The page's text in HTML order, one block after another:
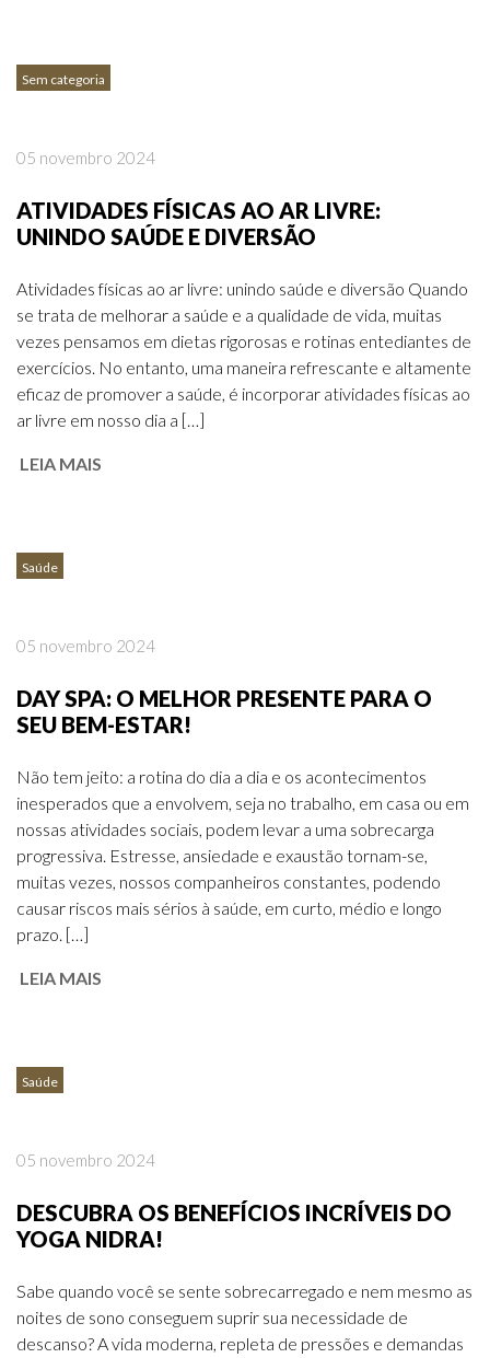
Sem categoria
05 novembro 2024
ATIVIDADES FÍSICAS AO AR LIVRE:
UNINDO SAÚDE E DIVERSÃO
Atividades físicas ao ar livre: unindo saúde e diversão Quando
se trata de melhorar a saúde e a qualidade de vida, muitas
vezes pensamos em dietas rigorosas e rotinas entediantes de
exercícios. No entanto, uma maneira refrescante e altamente
eficaz de promover a saúde, é incorporar atividades físicas ao
ar livre em nosso dia a […]
LEIA MAIS
Saúde
05 novembro 2024
DAY SPA: O MELHOR PRESENTE PARA O
SEU BEM-ESTAR!
Não tem jeito: a rotina do dia a dia e os acontecimentos
inesperados que a envolvem, seja no trabalho, em casa ou em
nossas atividades sociais, podem levar a uma sobrecarga
progressiva. Estresse, ansiedade e exaustão tornam-se,
muitas vezes, nossos companheiros constantes, podendo
causar riscos mais sérios à saúde, em curto, médio e longo
prazo. […]
LEIA MAIS
Saúde
05 novembro 2024
DESCUBRA OS BENEFÍCIOS INCRÍVEIS DO
YOGA NIDRA!
Sabe quando você se sente sobrecarregado e nem mesmo as
noites de sono conseguem suprir sua necessidade de
descanso? A vida moderna, repleta de pressões e demandas